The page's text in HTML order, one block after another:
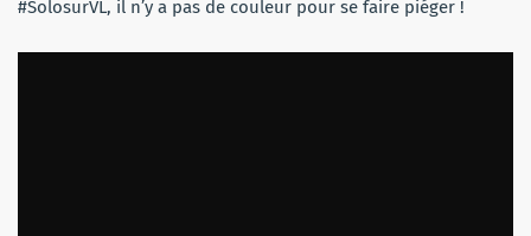
#SolosurVL, il n’y a pas de couleur pour se faire piéger !